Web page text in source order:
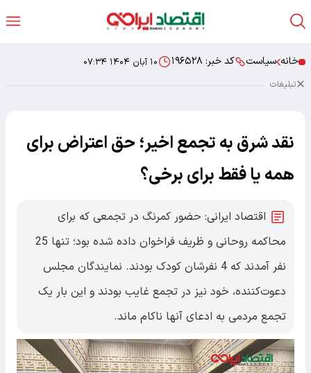
خانه سیاست کد خبر: ۱۹۶۵۲۸ ۱۰ آبان ۱۴۰۴ ۰۷:۳۴
تبلیغات
نقد شرق به تجمع اخیر؛ حق اعتراض برای
همه یا فقط برای برخی؟
اقتصاد ایرانی: حضور کمرنگ در تجمعی که برای
محاکمه روحانی و ظریف فراخوان داده شده بود؛ تنها 25
نفر آمدند که 4 نفرشان کودک بودند. نمایندگان مجلس
دعوت‌کننده، خود نیز در تجمع غایب بودند و این بار یک
تجمع مردمی به ادعای آنها ناکام ماند.